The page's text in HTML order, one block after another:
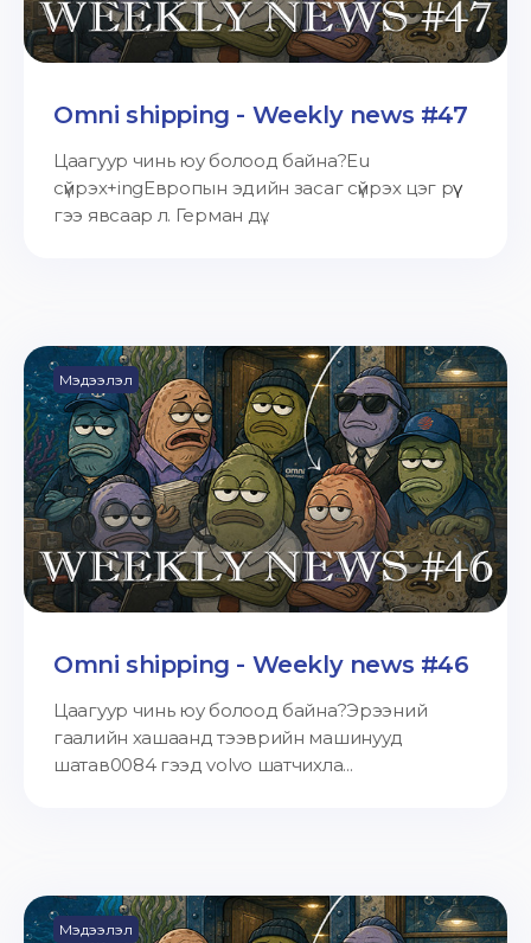
Omni shipping - Weekly news #47
Цаагуур чинь юу болоод байна?Eu
сүйрэх+ingЕвропын эдийн засаг сүйрэх цэг рүү
гээ явсаар л. Герман дү...
Мэдээлэл
Omni shipping - Weekly news #46
Цаагуур чинь юу болоод байна?Эрээний
гаалийн хашаанд тээврийн машинууд
шатав0084 гээд volvo шатчихла...
Мэдээлэл